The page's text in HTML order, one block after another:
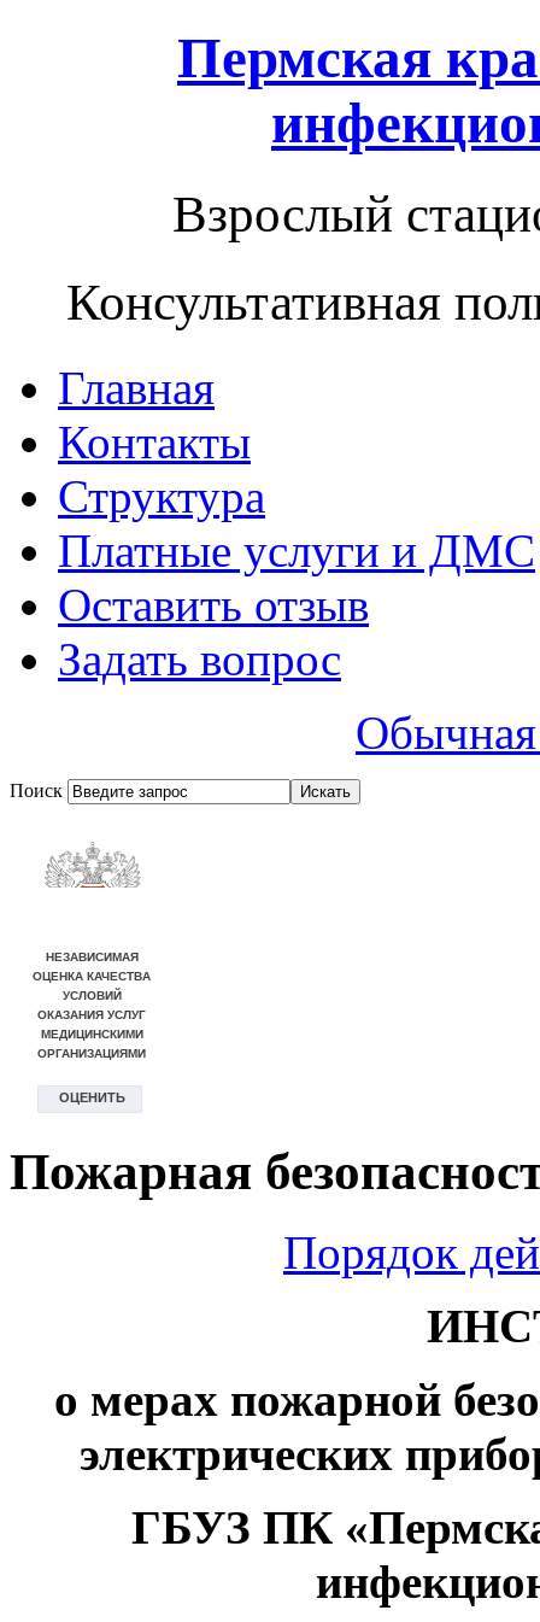
Пермская
Взрослый
Консультативная
Главная
Контакты
Структура
Платные услуги и ДМС
Оставить отзыв
Задать вопрос
Обычная
Поиск
Пожарная
Порядок
о мерах пожарной
электрических
ГБУЗ ПК